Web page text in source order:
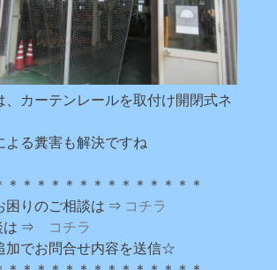
、カーテンレールを取付け開閉式ネ
よる糞害も解決ですね
＊＊＊＊＊＊＊＊＊＊＊＊＊＊
困りのご相談は ⇒ コチラ
は ⇒ コチラ
でお問合せ内容を送信☆